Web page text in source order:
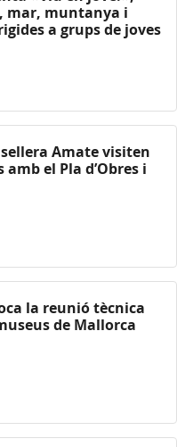
mar, muntanya i
a grups de joves
Amate visiten
el Pla d’Obres i
la reunió tècnica
de Mallorca